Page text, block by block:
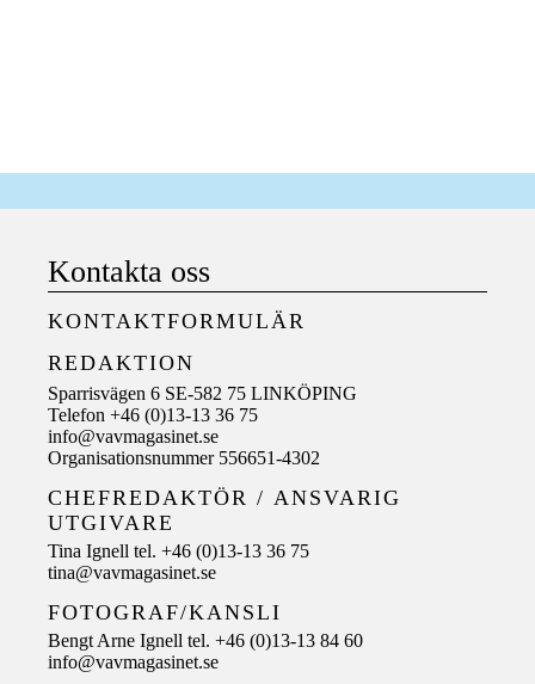
Kontakta oss
KONTAKTFORMULÄR
REDAKTION
Sparrisvägen 6 SE-582 75 LINKÖPING
Telefon +46 (0)13-13 36 75
info@vavmagasinet.se
Organisationsnummer 556651-4302
CHEFREDAKTÖR / ANSVARIG
UTGIVARE
Tina Ignell tel. +46 (0)13-13 36 75
tina@vavmagasinet.se
FOTOGRAF/KANSLI
Bengt Arne Ignell tel. +46 (0)13-13 84 60
info@vavmagasinet.se